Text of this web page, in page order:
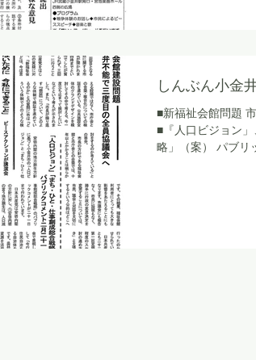
しんぶん小金
■新福祉会館問題
■『人口ビジョン
略」（案） パブリ